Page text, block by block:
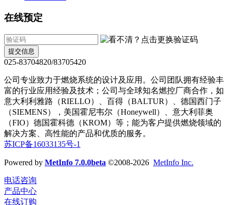
在线预定
提交信息
025-83704820/83705420
公司专业致力于燃烧系统的设计及应用。公司团队拥有经验丰
富的行业应用经验及技术；公司与全球知名燃控厂商合作，如
意大利利雅路（RIELLO）、百得（BALTUR）、德国西门子
（SIEMENS），美国霍尼韦尔（Honeywell）、意大利菲奥
（FIO）德国霍科德（KROM）等；能为客户提供燃烧领域的
解决方案、高性能的产品和优质的服务。
苏ICP备16033135号-1
Powered by MetInfo 7.0.0beta ©2008-2026 MetInfo Inc.
电话咨询
产品中心
在线订购